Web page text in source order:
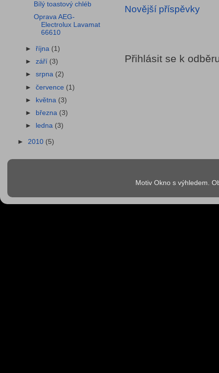
Novější příspěvky
Přihlásit se k
Bílý toastový chléb
Oprava AEG-
Electrolux Lavamat
66610
►října (1)
►září (3)
►srpna (2)
►července (1)
► května (3)
►
března (3)
►
ledna (3)
► 2010 (5)
Motiv Okno s výhledem.